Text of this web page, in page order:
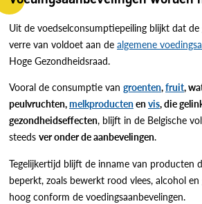
Uit de voedselconsumptiepeiling blijkt dat de
verre van voldoet aan de algemene
Hoge Gezondheidsraad.
Vooral de consumptie van groenten,fruit,
peulvruchten,melkproductenenvis, die
gezondheidseffecten, blijft in de Belgische
steeds ver onder de aanbevelingen.
Tegelijkertijd blijft de inname van producten
beperkt, zoals bewerkt rood vlees, alcohol
hoog conform de voedingsaanbevelingen.